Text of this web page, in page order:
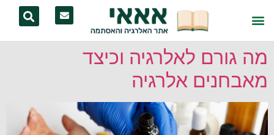
מה גורם לאלרגיה וכיצד
מאבחנים אלרגיה